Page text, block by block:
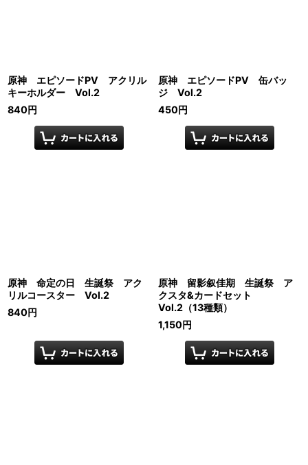
原神 エピソードPV アクリル
キーホルダー Vol.2
840円
原神 エピソードPV 缶バッ
ジ Vol.2
450円
原神 命定の日 生誕祭 アク
リルコースター Vol.2
840円
原神 留影叙佳期 生誕祭 ア
クスタ&カードセット
Vol.2（13種類）
1,150円